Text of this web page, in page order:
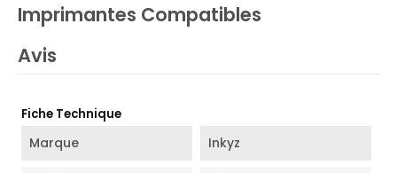
Imprimantes Compatibles
Avis
Fiche Technique
Marque Inkyz